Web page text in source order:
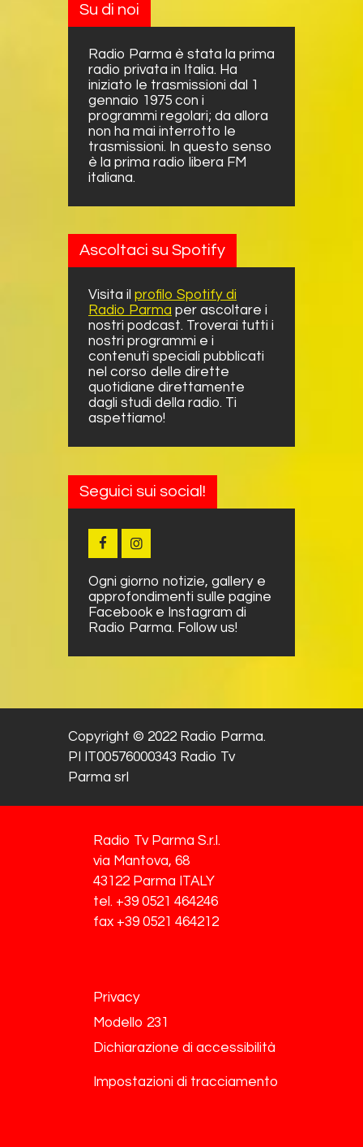
Su di noi
Radio Parma è stata la prima
radio privata in Italia. Ha
iniziato le trasmissioni dal 1
gennaio 1975 con i
programmi regolari; da allora
non ha mai interrotto le
trasmissioni. In questo senso
è la prima radio libera FM
italiana.
Ascoltaci su Spotify
Visita il profilo Spotify di
Radio Parma per ascoltare i
nostri podcast. Troverai tutti i
nostri programmi e i
contenuti speciali pubblicati
nel corso delle dirette
quotidiane direttamente
dagli studi della radio. Ti
aspettiamo!
Seguici sui social!
Ogni giorno notizie, gallery e
approfondimenti sulle pagine
Facebook e Instagram di
Radio Parma. Follow us!
Copyright © 2022 Radio Parma.
PI IT00576000343 Radio Tv
Parma srl
Radio Tv Parma S.r.l.
via Mantova, 68
43122 Parma ITALY
tel. +39 0521 464246
fax +39 0521 464212
Privacy
Modello 231
Dichiarazione di accessibilità
Impostazioni di tracciamento